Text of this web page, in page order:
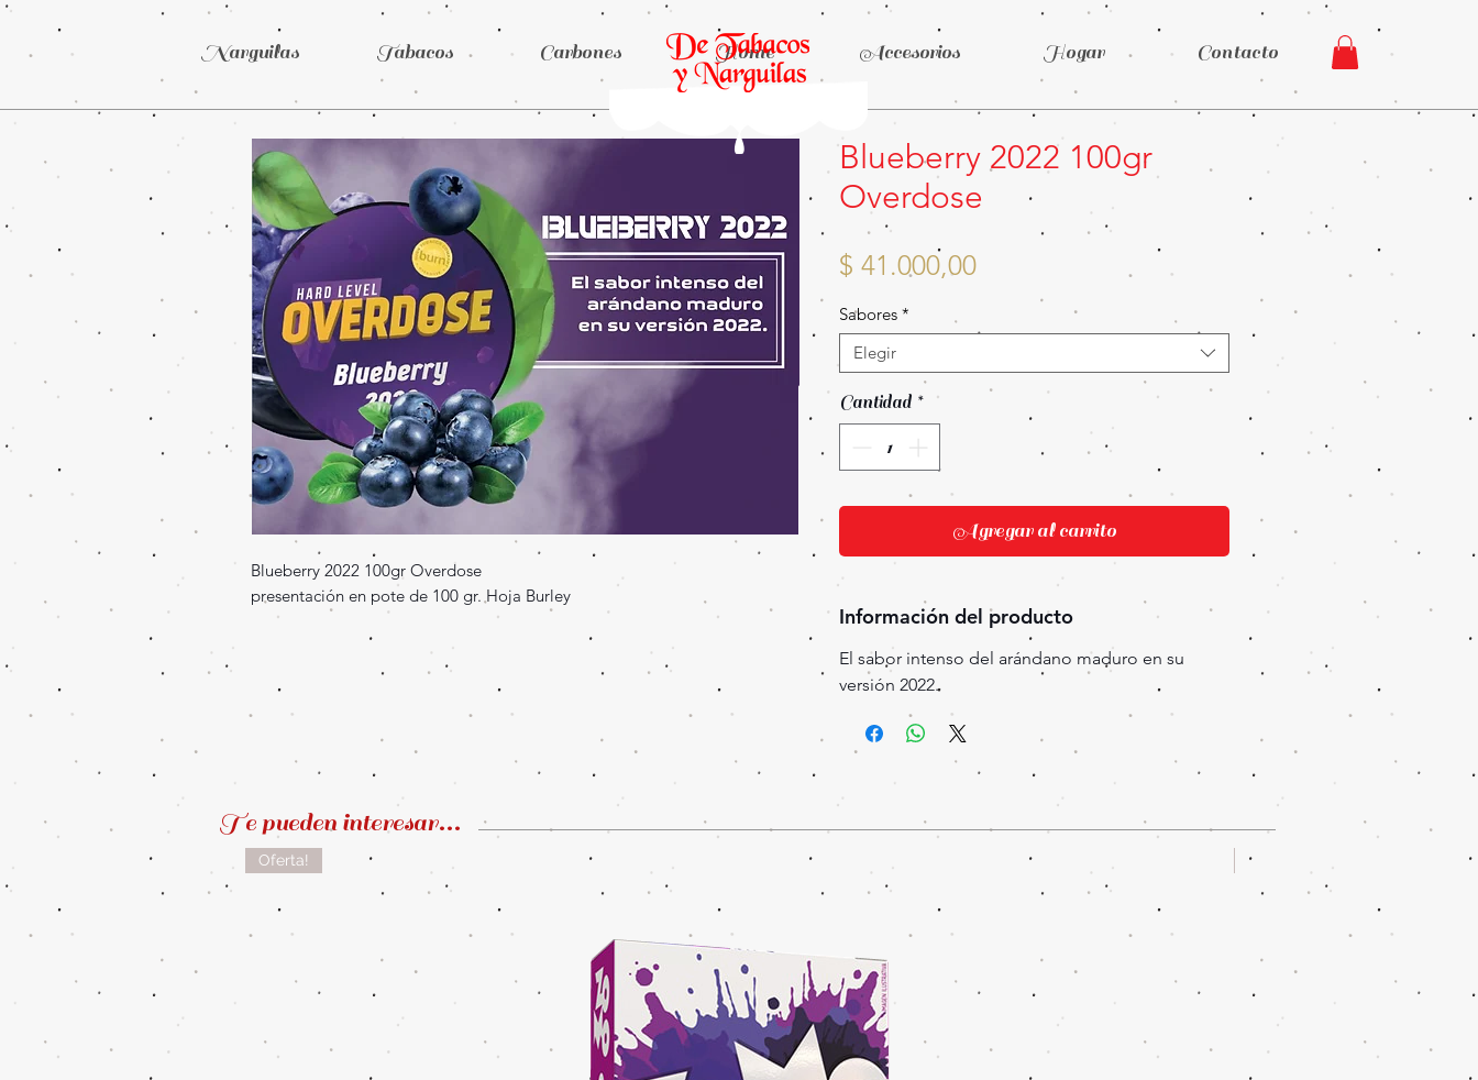
Narguilas Tabacos Carbones Home Accesorios Hogar Contacto
Blueberry 2022 100gr Overdose
presentación en pote de 100 gr. Hoja Burley
Blueberry 2022 100gr
Overdose
$ 41.000,00Precio
Sabores *
Elegir
Cantidad *
Agregar al carrito
Información del producto
El sabor intenso del arándano maduro en su
versión 2022.
Oferta! Oferta!
Te pueden interesar...